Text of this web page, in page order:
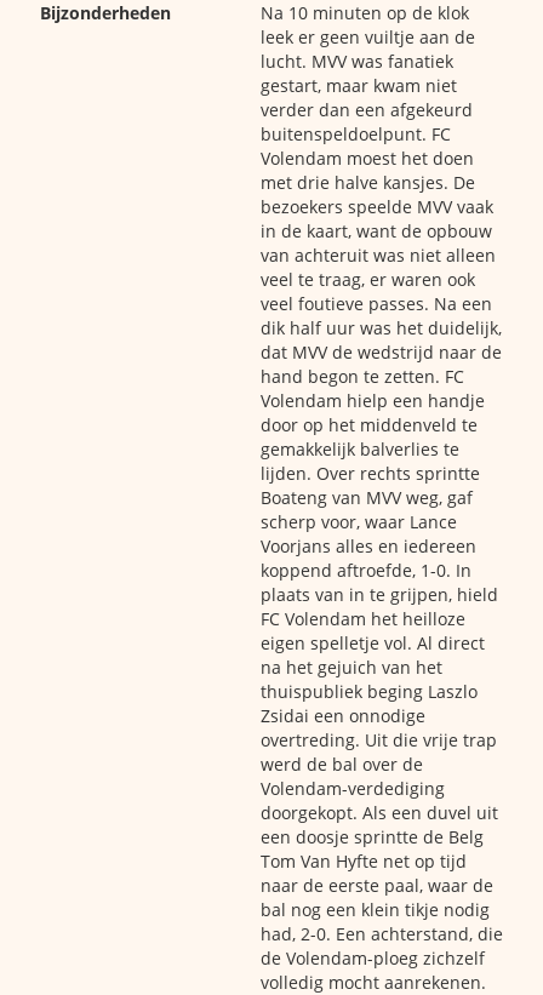
Bijzonderheden
Na 10 minuten op de klok
leek er geen vuiltje aan de
lucht. MVV was fanatiek
gestart, maar kwam niet
verder dan een afgekeurd
buitenspeldoelpunt. FC
Volendam moest het doen
met drie halve kansjes. De
bezoekers speelde MVV vaak
in de kaart, want de opbouw
van achteruit was niet alleen
veel te traag, er waren ook
veel foutieve passes. Na een
dik half uur was het duidelijk,
dat MVV de wedstrijd naar de
hand begon te zetten. FC
Volendam hielp een handje
door op het middenveld te
gemakkelijk balverlies te
lijden. Over rechts sprintte
Boateng van MVV weg, gaf
scherp voor, waar Lance
Voorjans alles en iedereen
koppend aftroefde, 1-0. In
plaats van in te grijpen, hield
FC Volendam het heilloze
eigen spelletje vol. Al direct
na het gejuich van het
thuispubliek beging Laszlo
Zsidai een onnodige
overtreding. Uit die vrije trap
werd de bal over de
Volendam-verdediging
doorgekopt. Als een duvel uit
een doosje sprintte de Belg
Tom Van Hyfte net op tijd
naar de eerste paal, waar de
bal nog een klein tikje nodig
had, 2-0. Een achterstand, die
de Volendam-ploeg zichzelf
volledig mocht aanrekenen.